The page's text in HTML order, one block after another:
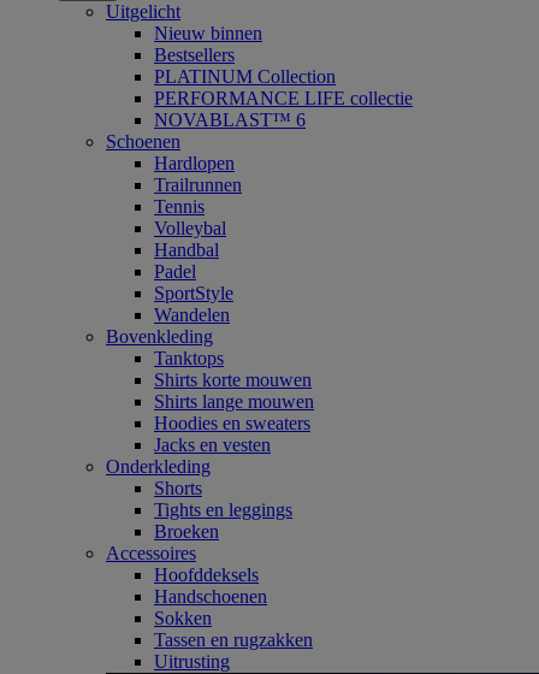
Uitgelicht
Nieuw binnen
Bestsellers
PLATINUM Collection
PERFORMANCE LIFE collectie
NOVABLAST™ 6
Schoenen
Hardlopen
Trailrunnen
Tennis
Volleybal
Handbal
Padel
SportStyle
Wandelen
Bovenkleding
Tanktops
Shirts korte mouwen
Shirts lange mouwen
Hoodies en sweaters
Jacks en vesten
Onderkleding
Shorts
Tights en leggings
Broeken
Accessoires
Hoofddeksels
Handschoenen
Sokken
Tassen en rugzakken
Uitrusting